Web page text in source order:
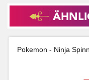
Pokemon - Ninja